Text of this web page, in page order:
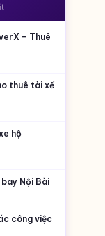
– Thuê
thuê tài xế
hộ
Nội Bài
công việc